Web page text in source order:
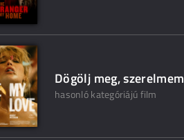
Dögölj meg, szerelmem
hasonló kategóriájú film